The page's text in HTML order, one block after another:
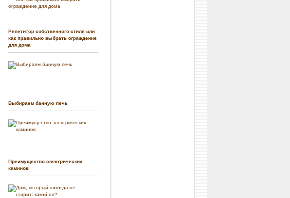
Репетитор собственного стиля или
как правильно выбрать ограждение
для дома
Выбираем банную печь
Преимущество электрических
каминов